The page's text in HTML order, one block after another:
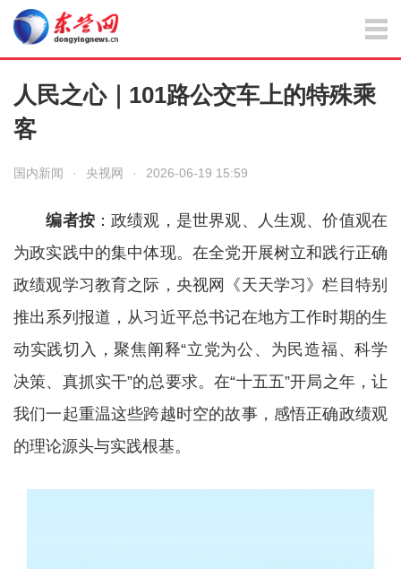
人民之心｜101路公交车上的特殊乘
客
国内新闻 · 央视网 · 2026-06-19 15:59
编者按：政绩观，是世界观、人生观、价值观在
为政实践中的集中体现。在全党开展树立和践行正确
政绩观学习教育之际，央视网《天天学习》栏目特别
推出系列报道，从习近平总书记在地方工作时期的生
动实践切入，聚焦阐释“立党为公、为民造福、科学
决策、真抓实干”的总要求。在“十五五”开局之年，让
我们一起重温这些跨越时空的故事，感悟正确政绩观
的理论源头与实践根基。